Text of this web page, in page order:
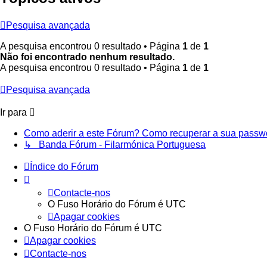
Pesquisa avançada
A pesquisa encontrou 0 resultado • Página 1 de 1
Não foi encontrado nenhum resultado.
A pesquisa encontrou 0 resultado • Página 1 de 1
Pesquisa avançada
Ir para
Como aderir a este Fórum? Como recuperar a sua
↳ Banda Fórum - Filarmónica Portuguesa
Índice do Fórum
Contacte-nos
O Fuso Horário do Fórum é UTC
Apagar cookies
O Fuso Horário do Fórum é UTC
Apagar cookies
Contacte-nos